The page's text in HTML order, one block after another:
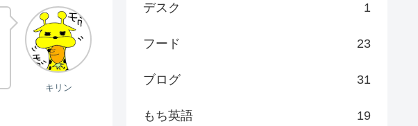
キリン
デスク 1
フード 23
ブログ 31
もち英語 19